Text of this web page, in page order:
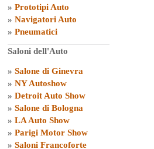
» Prototipi Auto
» Navigatori Auto
» Pneumatici
Saloni dell'Auto
» Salone di Ginevra
» NY Autoshow
» Detroit Auto Show
» Salone di Bologna
» LA Auto Show
» Parigi Motor Show
» Saloni Francoforte